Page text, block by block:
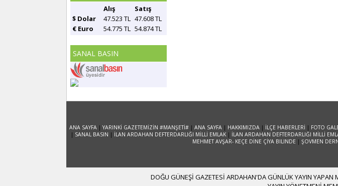
Alış
Satış
$ Dolar
47.523 TL 47.608 TL
€ Euro
54.775 TL 54.874 TL
SANAL BASIN
ANA SAYFA|YARINKİ GAZETEMİZİN #MANŞETİ#| ANA SAYFA| HAKKIMIZDA| İLÇE HABERLERİ | FOTO
| SANAL BASIN | İLAN ARDAHAN DEFTERDARLIĞI MİLLİ EMLAK | İLAN ARDAHAN DEFTERDARLIĞI MİLLİ
MEHMET AVŞAR- KEÇE DİNE ÇİYA BILINDE| ŞOVMEN
DOĞU GÜNEŞİ GAZETESİ ARDAHAN'DA GÜNLÜK YAYIN